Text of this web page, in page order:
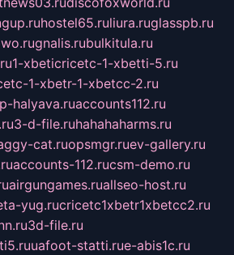
hostel65.ruliura.ruglasspb.ru
gnalis.rubulkitula.ru
1-xbeticricetc-1-xbetti-5.ru
1-xbetr-1-xbetcc-2.ru
halyava.ruaccounts112.ru
3-d-file.ruhahahaharms.ru
cat.ruopsmgr.ruev-gallery.ru
accounts-112.rucsm-demo.ru
airgungames.ruallseo-host.ru
yug.rucricetc1xbetr1xbetcc2.ru
3d-file.ru
uafoot-statti.rue-abis1c.ru